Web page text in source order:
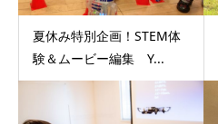
夏休み特別企画！STEM体
験＆ムービー編集 Y...